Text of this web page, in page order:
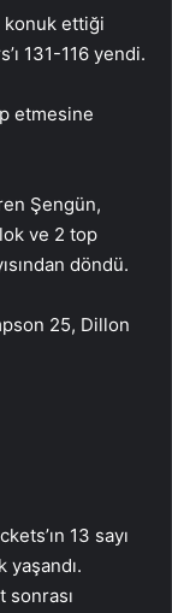
konuk ettiği
131-116 yendi.
etmesine
Şengün,
ve 2 top
döndü.
25, Dillon
13 sayı
sonrası